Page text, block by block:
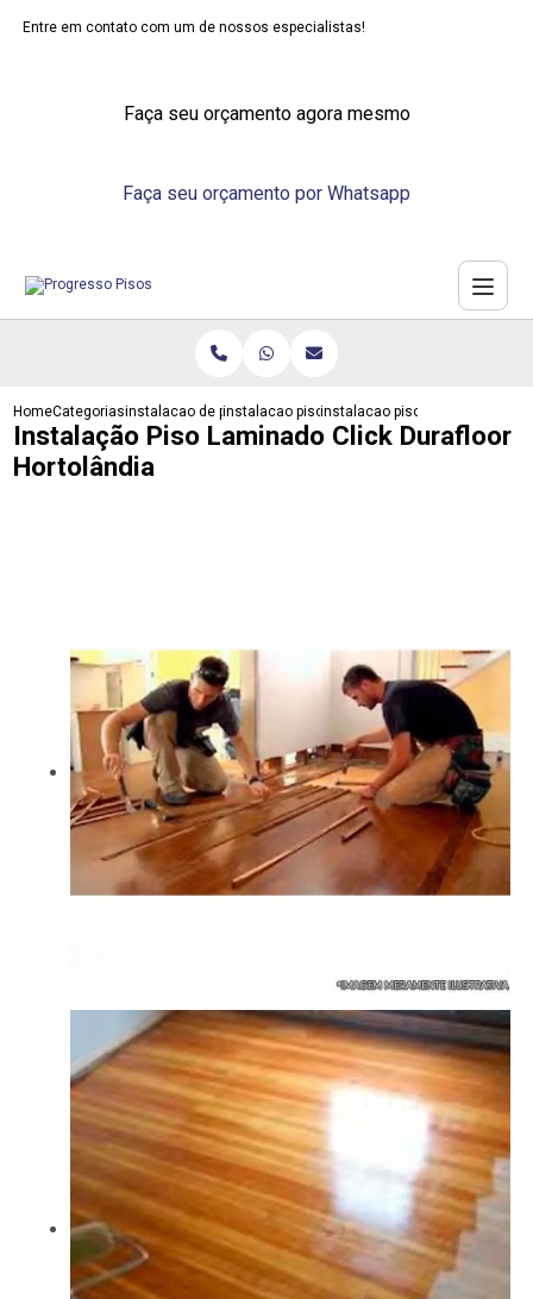
Entre em contato com um de nossos especialistas!
Faça seu orçamento agora mesmo
Faça seu orçamento por Whatsapp
HomeCategoriasinstalacao de pisosinstalacao piso laminado sobre ceramica
instalacao piso laminado click
Instalação Piso Laminado Click Durafloor
Hortolândia